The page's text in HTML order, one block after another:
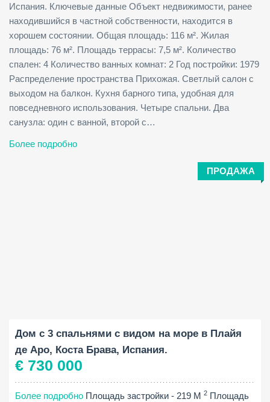
Испания. Ключевые данные Объект недвижимости, ранее
находившийся в частной собственности, находится в
хорошем состоянии. Общая площадь: 116 м². Жилая
площадь: 76 м². Площадь террасы: 7,5 м². Количество
спален: 4 Количество ванных комнат: 2 Год постройки: 1979
Распределение пространства Прихожая. Светлый салон с
выходом на балкон. Кухня барного типа, удобная для
повседневного использования. Четыре спальни. Два
санузла: один с ванной, второй с…
Более подробно
ПРОДАЖА
Дом с 3 спальнями с видом на море в Плайя
де Аро, Коста Брава, Испания.
€ 730 000
Более подробно Площадь застройки - 219 M 2 Площадь